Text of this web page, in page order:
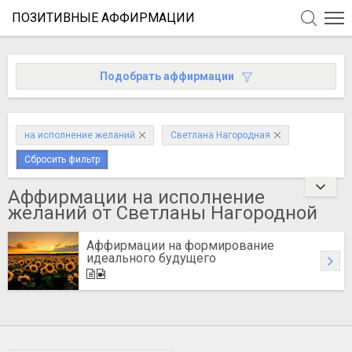
ПОЗИТИВНЫЕ АФФИРМАЦИИ
Подобрать аффирмации
на исполнение желаний Светлана Нагородная
Сбросить фильтр
Аффирмации на исполнение
желаний от Светланы Нагородной
Аффирмации на формирование
идеального будущего